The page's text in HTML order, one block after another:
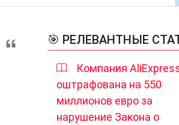
🎯 РЕЛЕВАНТНЫЕ
Компания
оштрафована на 550
миллионов евро за
нарушение Закона о